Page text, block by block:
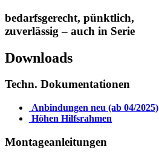
bedarfsgerecht, pünktlich,
zuverlässig – auch in Serie
Downloads
Techn. Dokumentationen
Anbindungen neu (ab 04/2025)
Höhen Hilfsrahmen
Montageanleitungen